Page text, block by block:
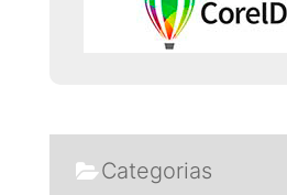
Categorias